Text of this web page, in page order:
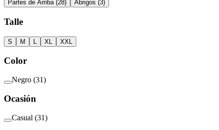
Partes de Arriba (28) Abrigos (3)
Talle
S M XL XXL
Color
Negro (31)
Ocasión
Casual (31)